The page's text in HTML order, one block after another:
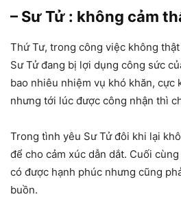
– Sư Tử : không cảm
Thứ Tư, trong công việc không
Sư Tử đang bị lợi dụng công sức
bao nhiêu nhiệm vụ khó khăn, cực
nhưng tới lúc được công nhận thì
Trong tình yêu Sư Tử đôi khi lại
để cho cảm xúc dẫn dắt. Cuối
có được hạnh phúc nhưng cũng
buồn.